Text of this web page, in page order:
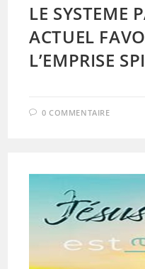
LE SYSTEME
ACTUEL
L’EMPRISE
0 COMMENTAIRE